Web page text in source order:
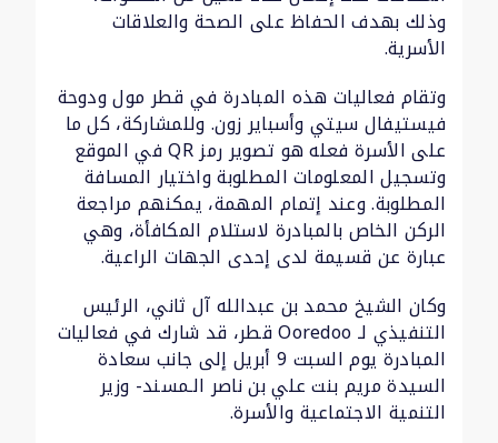
وذلك بهدف الحفاظ على الصحة والعلاقات
الأسرية.
وتقام فعاليات هذه المبادرة في قطر مول ودوحة
فيستيفال سيتي وأسباير زون. وللمشاركة، كل ما
على الأسرة فعله هو تصوير رمز QR في الموقع
وتسجيل المعلومات المطلوبة واختيار المسافة
المطلوبة. وعند إتمام المهمة، يمكنهم مراجعة
الركن الخاص بالمبادرة لاستلام المكافأة، وهي
عبارة عن قسيمة لدى إحدى الجهات الراعية.
وكان الشيخ محمد بن عبدالله آل ثاني، الرئيس
التنفيذي لـ Ooredoo قطر، قد شارك في فعاليات
المبادرة يوم السبت 9 أبريل إلى جانب سعادة
السيدة مريم بنت علي بن ناصر الـمسند- وزير
التنمية الاجتماعية والأسرة.